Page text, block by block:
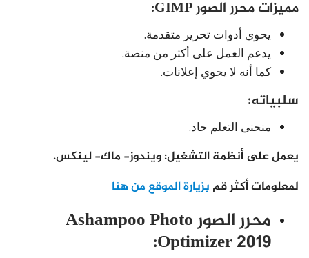
مميزات محرر الصور GIMP:
يحوي أدوات تحرير متقدمة.
يدعم العمل على أكثر من منصة.
كما أنه لا يحوي إعلانات.
سلبياته:
منحنى التعلم حاد.
يعمل على أنظمة التشغيل: ويندوز- ماك- لينكس.
لمعلومات أكثر قم بزيارة الموقع من هنا
محرر الصور Ashampoo Photo
Optimizer 2019: